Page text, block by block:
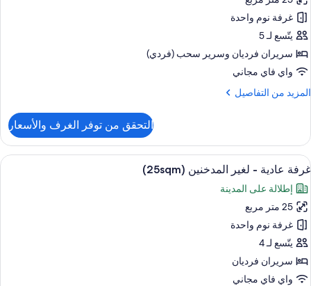
للمدينة
(Train
view
Twin
bed
25sqm)
-
لغير
المدخنين
(Triple
25sqm)
غرفة نوم واحدة
يتّسع لـ 5
سريران فرديان‫‬ وسرير سحب (فردي)
واي فاي مجاني
المزيد من التفاصيل
المزيد
غرفة
لغير
المدخنين
(Triple
25sqm)
التحقق من توفر الغرف والأسعار
استعراض
جميع
صور
غرفة
عادية
-
لغير
المدخنين
أغطية فراش متميزة وخزنة داخل الغرفة
7
غرفة عادية - لغير المدخنين (25sqm)
إطلالة على المدينة
25 متر مربع
غرفة نوم واحدة
يتّسع لـ 4
سريران فرديان
واي فاي مجاني